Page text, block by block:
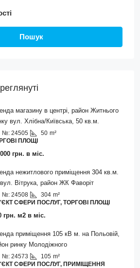
Пошук
магазину в центрі, район Житнього
вул. Хлібна/Київська, 50 кв.м.
№: 24505 50 m²
ПЛОЩІ
грн. в міс.
нежитлового приміщення 304 кв.м.
Вітрука, район ЖК Фаворіт
№: 24508 304 m²
СФЕРИ ПОСЛУГ, ТОРГОВІ ПЛОЩІ
грн. м2 в міс.
приміщення 105 кВ м. на Польовій,
ринку Молодіжного
№: 24573 105 m²
СФЕРИ ПОСЛУГ, ПРИМІЩЕННЯ